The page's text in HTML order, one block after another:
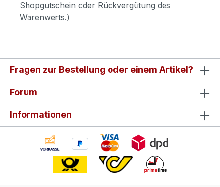
Shopgutschein oder Rückvergütung des
Warenwerts.)
Fragen zur Bestellung oder einem Artikel?
Forum
Informationen